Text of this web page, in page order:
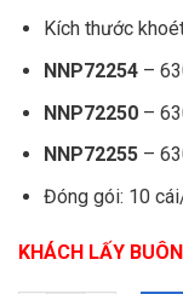
Kích thước
NNP72254–
NNP72250–
NNP72255–
Đóng gói: 10
KHÁCH LẤY